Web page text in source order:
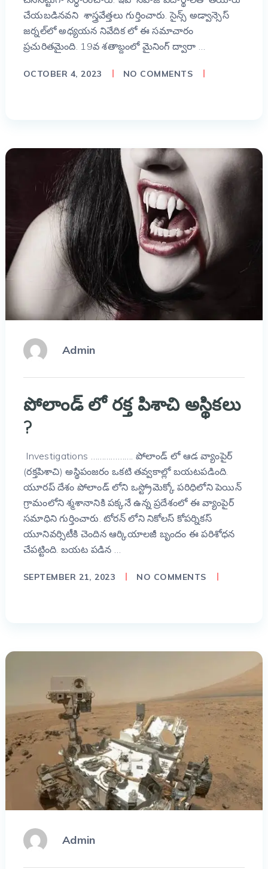
చేయబడినవని శాస్త్రవేత్తలు గుర్తించారు. సైన్స్ అడ్వాన్సెస్
జర్నల్‌లో అధ్యయన నివేదిక లో ఈ సమాచారం
ప్రచురితమైంది. 19వ శతాబ్దంలో మైనింగ్ ద్వారా …
OCTOBER 4, 2023 NO COMMENTS
Admin
పోలాండ్ లో రక్త పిశాచి అస్థికలు
?
Investigations ………………. పోలాండ్ లో ఆడ వ్యాంపైర్
(రక్తపిశాచి) అస్థిపంజరం ఒకటి తవ్వకాల్లో బయటపడింది.
యూరప్ దేశం పోలాండ్ లోని ఒస్ట్రోమెక్కో పరిధిలోని పెయిన్
గ్రామంలోని శ్మశానానికి పక్కనే ఉన్న ప్రదేశంలో ఈ వ్యాంపైర్
సమాధిని గుర్తించారు. టోరన్‌ లోని నికోలస్ కోపర్నికస్
యూనివర్సిటీకి చెందిన ఆర్కియాలజీ బృందం ఈ పరిశోధన
చేపట్టింది. బయట పడిన …
SEPTEMBER 21, 2023 NO COMMENTS
Admin